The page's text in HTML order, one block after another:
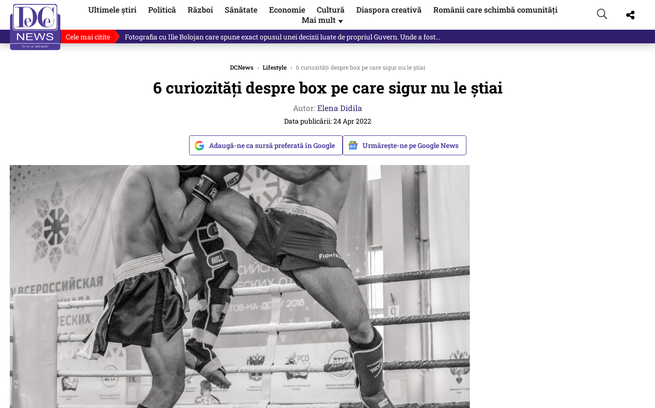
Ultimele știri Politică Război Sănătate Economie Cultură Diaspora creativă
Românii care schimbă comunități
Mai mult ▼
Cele mai citite Răzvan Dumitrescu îi cere scuze, public, lui Ilie Bolojan / video
DCNews › Lifestyle › 6 curiozități despre box pe care sigur nu le știai
6 curiozități despre box pe care sigur nu le știai
Autor:Elena Didila
Data publicării: 24 Apr 2022
Adaugă-ne ca sursă preferată în Google Urmărește-ne pe Google News